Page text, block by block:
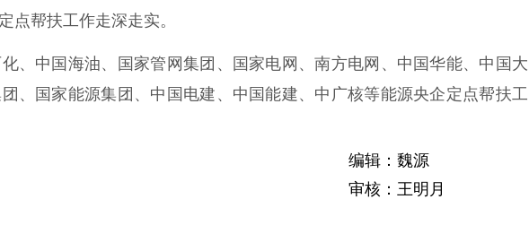
点帮扶工作走深走实。
中国海油、国家管网集团、国家电网、南方电网、中国华能、中国大
、国家能源集团、中国电建、中国能建、中广核等能源央企定点帮扶工
编辑：魏源
审核：王明月